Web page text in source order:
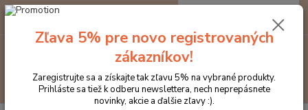
Hľadať
za0 €
Zľava 5% pre novo registrovaných
zákazníkov!
Zaregistrujte sa a získajte tak zľavu 5% na vybrané produkty.
Prihláste sa tiež k odberu newslettera, nech neprepásnete
novinky, akcie a ďalšie zľavy :).